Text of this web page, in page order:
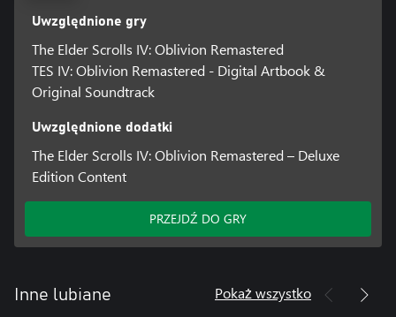
Uwzględnione gry
The Elder Scrolls IV: Oblivion Remastered
TES IV: Oblivion Remastered - Digital Artbook &
Original Soundtrack
Uwzględnione dodatki
The Elder Scrolls IV: Oblivion Remastered – Deluxe
Edition Content
PRZEJDŹ DO GRY
Inne lubiane Pokaż wszystko